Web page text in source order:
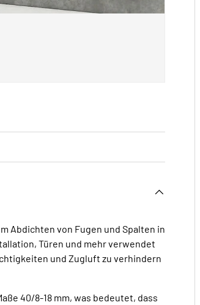
Abdichten von Fugen und Spalten in
Türen und mehr verwendet
und Zugluft zu verhindern
40/8-18 mm, was bedeutet, dass